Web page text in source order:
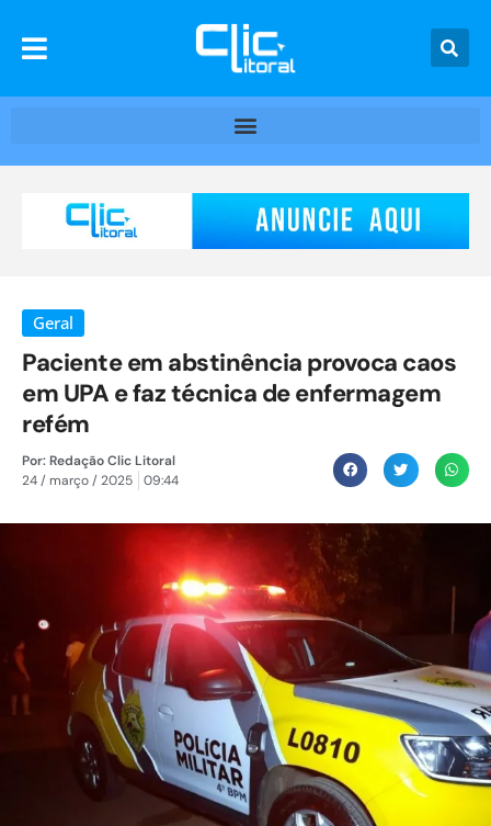
Geral
Paciente em abstinência provoca caos
em UPA e faz técnica de enfermagem
refém
Por:Redação Clic Litoral
24 / março / 2025
09:44